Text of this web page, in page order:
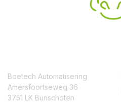
Boetech Automatisering
Amersfoortseweg 36
3751 LK Bunschoten